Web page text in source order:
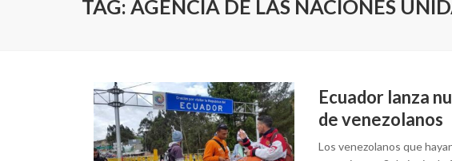
TAG: AGENCIA DE LAS NACIONES
Ecuador lanza
de venezolanos
Los venezolanos que